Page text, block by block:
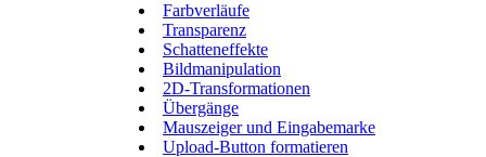
Farbverläufe
Transparenz
Schatteneffekte
Bildmanipulation
2D-Transformationen
Übergänge
Mauszeiger und Eingabemarke
Upload-Button formatieren